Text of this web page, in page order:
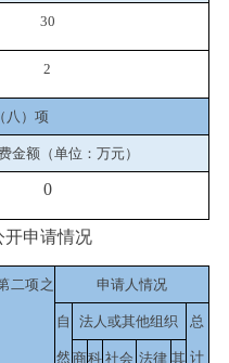
30
2
八）项
金额（单位：万元）
0
申请情况
二项之 申请人情况
自
然
法人或其他组织 总
计
商科 社会 法律 其